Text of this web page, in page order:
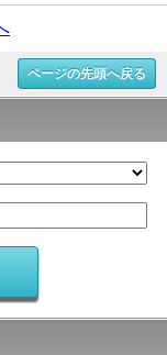
ページの先頭へ戻る